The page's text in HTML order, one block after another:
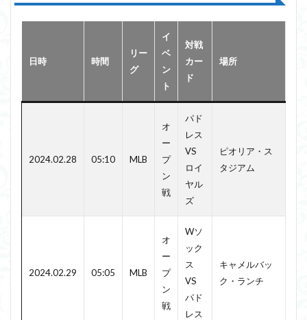
日時 時間
リー
グ
イ
ベ
ン
ト
対戦
カー
ド
場所
2024.02.28 05:10 MLB
オ
ー
プ
ン
戦
パド
レス
VS
ロイ
ヤル
ズ
ピオリア・ス
タジアム
2024.02.29 05:05 MLB
オ
ー
プ
ン
戦
Wソ
ック
ス
VS
パド
レス
キャメルバッ
ク・ランチ